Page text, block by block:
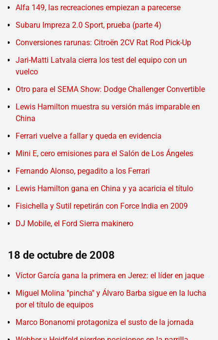
Alfa 149, las recreaciones empiezan a parecerse
Subaru Impreza 2.0 Sport, prueba (parte 4)
Conversiones rarunas: Citroën 2CV Rat Rod Pick-Up
Jari-Matti Latvala cierra los test del equipo con un
vuelco
Otro para el SEMA Show: Dodge Challenger Convertible
Lewis Hamilton muestra su versión más imparable en
China
Ferrari vuelve a fallar y queda en evidencia
Mini E, cero emisiones para el Salón de Los Ángeles
Fernando Alonso, pegadito a los Ferrari
Lewis Hamilton gana en China y ya acaricia el título
Fisichella y Sutil repetirán con Force India en 2009
DJ Mobile, el Ford Sierra makinero
18 de octubre de 2008
Víctor García gana la primera en Jerez: el líder en jaque
Miguel Molina "pincha" y Álvaro Barba sigue en la lucha
por el título de equipos
Marco Bonanomi protagoniza el susto de la jornada